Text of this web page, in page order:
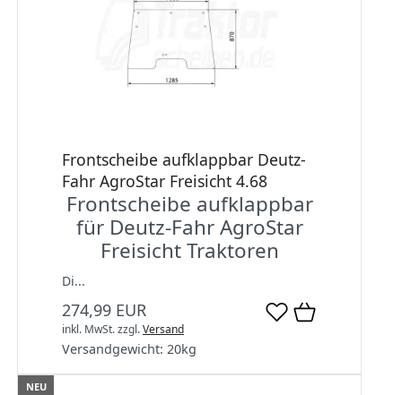
Frontscheibe aufklappbar Deutz-
Fahr AgroStar Freisicht 4.68
Frontscheibe aufklappbar
für Deutz-Fahr AgroStar
Freisicht Traktoren
Di...
274,99 EUR
inkl. MwSt.zzgl.Versand
Versandgewicht: 20kg
NEU